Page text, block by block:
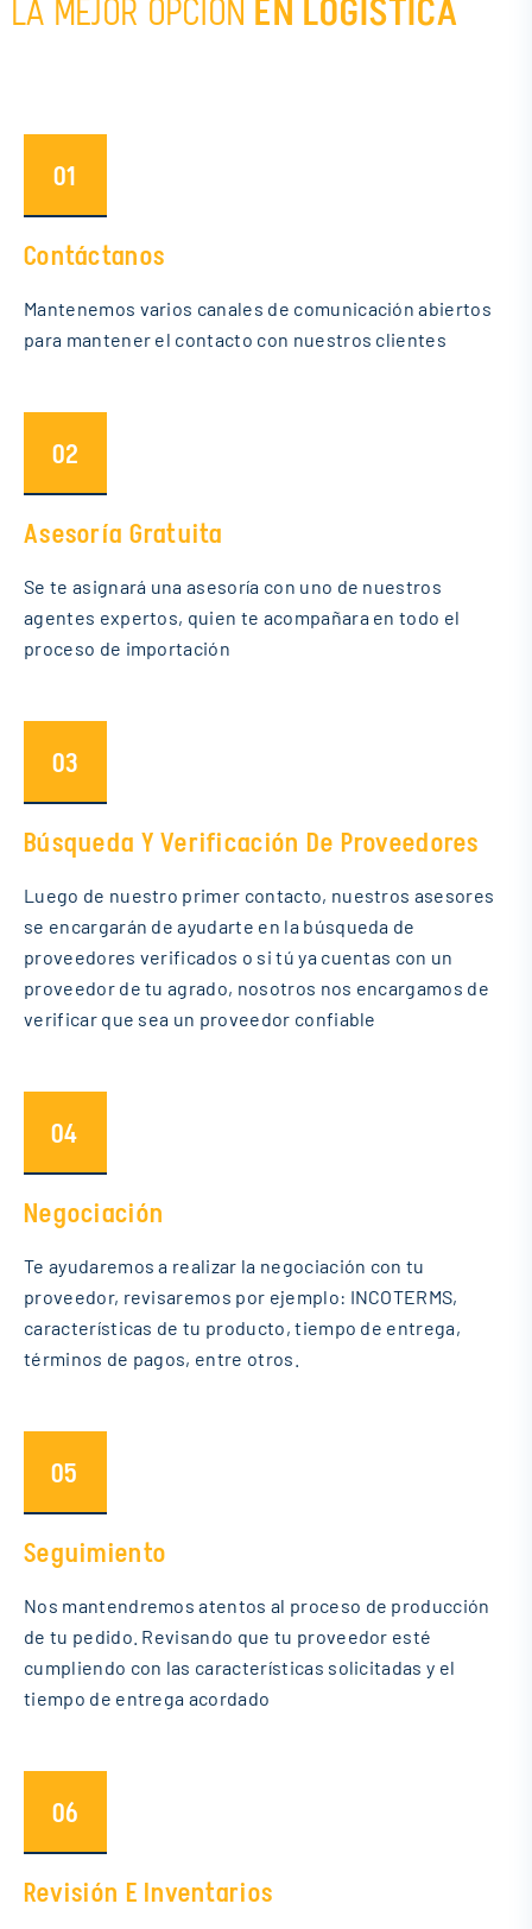
LA MEJOR OPCIÓN EN LOGÍSTICA
01
Contáctanos
Mantenemos varios canales de comunicación abiertos
para mantener el contacto con nuestros clientes
02
Asesoría Gratuita
Se te asignará una asesoría con uno de nuestros
agentes expertos, quien te acompañara en todo el
proceso de importación
03
Búsqueda Y Verificación De Proveedores
Luego de nuestro primer contacto, nuestros asesores
se encargarán de ayudarte en la búsqueda de
proveedores verificados o si tú ya cuentas con un
proveedor de tu agrado, nosotros nos encargamos de
verificar que sea un proveedor confiable
04
Negociación
Te ayudaremos a realizar la negociación con tu
proveedor, revisaremos por ejemplo: INCOTERMS,
características de tu producto, tiempo de entrega,
términos de pagos, entre otros.
05
Seguimiento
Nos mantendremos atentos al proceso de producción
de tu pedido. Revisando que tu proveedor esté
cumpliendo con las características solicitadas y el
tiempo de entrega acordado
06
Revisión E Inventarios